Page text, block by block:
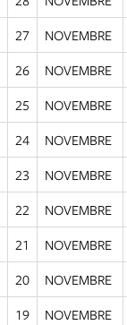
27 NOVEMBRE
26 NOVEMBRE
25 NOVEMBRE
24 NOVEMBRE
23 NOVEMBRE
22 NOVEMBRE
21 NOVEMBRE
20 NOVEMBRE
19 NOVEMBRE